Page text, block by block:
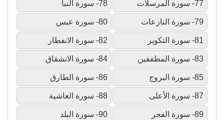
77- سورة المرسلات 78- سورة النبأ
79- سورة النازعات 80- سورة عبس
81- سورة التكوير 82- سورة الانفطار
83- سورة المطففين 84- سورة الانشقاق
85- سورة البروج 86- سورة الطارق
87- سورة الأعلى 88- سورة الغاشية
89- سورة الفجر 90- سورة البلد